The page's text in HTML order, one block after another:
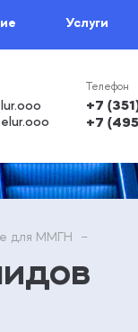
Услуги
+7
+7
для ММГН